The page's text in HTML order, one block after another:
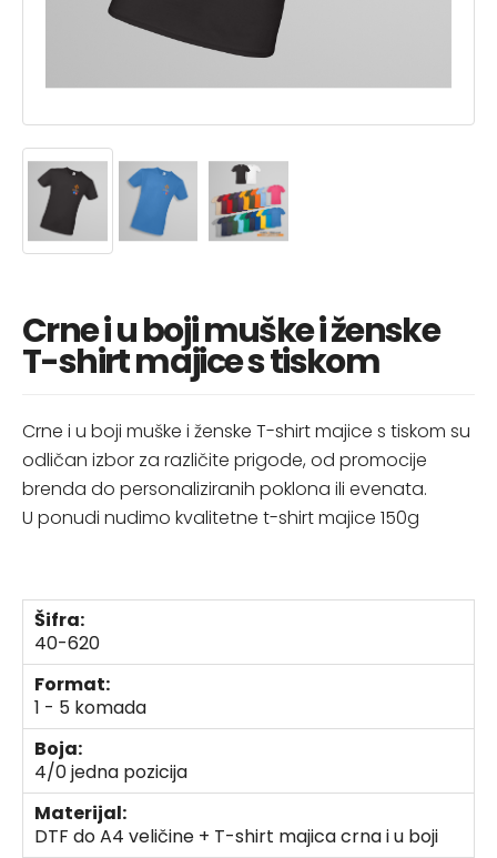
Crne i u boji muške i ženske
T-shirt majice s tiskom
Crne i u boji muške i ženske T-shirt majice s tiskom su
odličan izbor za različite prigode, od promocije
brenda do personaliziranih poklona ili evenata.
U ponudi nudimo kvalitetne t-shirt majice 150g
Šifra:
40-620
Format:
1 - 5 komada
Boja:
4/0 jedna pozicija
Materijal:
DTF do A4 veličine + T-shirt majica crna i u boji